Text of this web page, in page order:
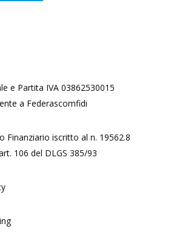
e Partita IVA 03862530015
a Federascomfidi
Finanziario iscritto al n. 19562.8
106 del DLGS 385/93